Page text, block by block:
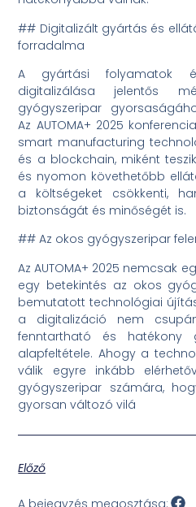
## Digitalizált gyártás és
forradalma
A gyártási folyamatok
digitalizálása jelentős
gyógyszeripar
Az AUTOMA+ 2025
smart manufacturing
és a blockchain, miként
és nyomon követhetőbb
a költségeket csökkenti,
biztonságát és minőségét is.
## Az okos gyógyszeripar
Az AUTOMA+ 2025 nemcsak
egy betekintés az okos
bemutatott technológiai
a digitalizáció nem
fenntartható és hatékony
alapfeltétele. Ahogy a
válik egyre inkább
gyógyszeripar számára,
gyorsan változó vilá
Előző